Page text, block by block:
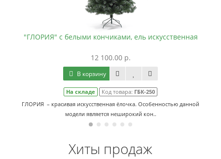
"ГЛОРИЯ" с белыми кончиками, ель искусственная
12 100.00 р.
В корзину
На складе Код товара: ГБК-250
ГЛОРИЯ – красивая искусственная ёлочка. Особенностью данной
модели является неширокий кон..
Хиты продаж